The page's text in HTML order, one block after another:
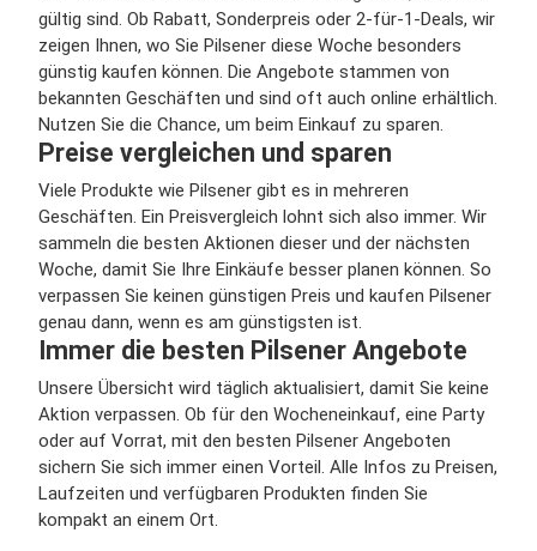
gültig sind. Ob Rabatt, Sonderpreis oder 2-für-1-Deals, wir
zeigen Ihnen, wo Sie Pilsener diese Woche besonders
günstig kaufen können. Die Angebote stammen von
bekannten Geschäften und sind oft auch online erhältlich.
Nutzen Sie die Chance, um beim Einkauf zu sparen.
Preise vergleichen und sparen
Viele Produkte wie Pilsener gibt es in mehreren
Geschäften. Ein Preisvergleich lohnt sich also immer. Wir
sammeln die besten Aktionen dieser und der nächsten
Woche, damit Sie Ihre Einkäufe besser planen können. So
verpassen Sie keinen günstigen Preis und kaufen Pilsener
genau dann, wenn es am günstigsten ist.
Immer die besten Pilsener Angebote
Unsere Übersicht wird täglich aktualisiert, damit Sie keine
Aktion verpassen. Ob für den Wocheneinkauf, eine Party
oder auf Vorrat, mit den besten Pilsener Angeboten
sichern Sie sich immer einen Vorteil. Alle Infos zu Preisen,
Laufzeiten und verfügbaren Produkten finden Sie
kompakt an einem Ort.